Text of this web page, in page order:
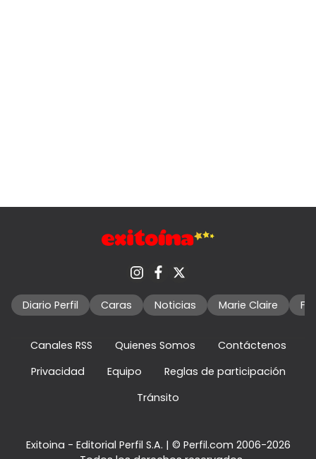
Diario Perfil Caras Noticias Marie Claire
Canales RSS Quienes Somos
Contáctenos
Privacidad
Equipo
Reglas de participación
Tránsito
Exitoina - Editorial Perfil S.A. | © Perfil.com 2006-2026